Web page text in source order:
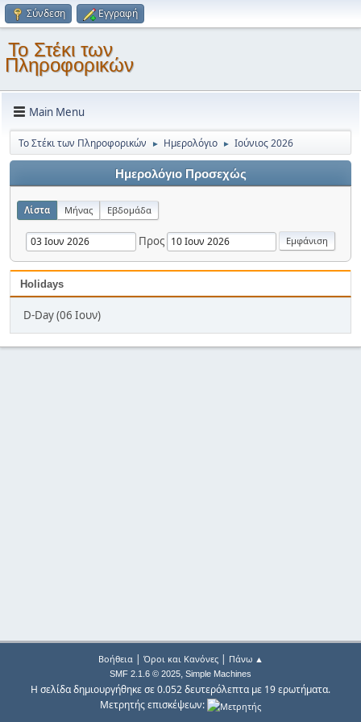
Σύνδεση Εγγραφή
Το Στέκι των
Πληροφορικών
Main Menu
Το Στέκι των Πληροφορικών ► Ημερολόγιο ► Ιούνιος 2026
Ημερολόγιο Προσεχώς
Λίστα Μήνας Εβδομάδα
Προς
Holidays
D-Day (06 Ιουν)
Βοήθεια| Όροι και Κανόνες| Πάνω ▲
SMF 2.1.6 © 2025, Simple Machines
Η σελίδα δημιουργήθηκε σε 0.052 δευτερόλεπτα με 19 ερωτήματα.
Μετρητής επισκέψεων: